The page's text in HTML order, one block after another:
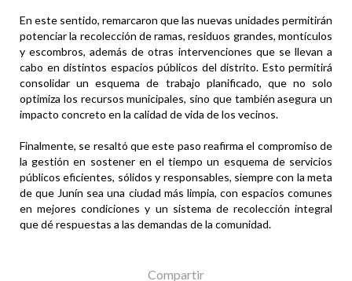
En este sentido, remarcaron que las nuevas unidades permitirán
potenciar la recolección de ramas, residuos grandes, montículos
y escombros, además de otras intervenciones que se llevan a
cabo en distintos espacios públicos del distrito. Esto permitirá
consolidar un esquema de trabajo planificado, que no solo
optimiza los recursos municipales, sino que también asegura un
impacto concreto en la calidad de vida de los vecinos.
Finalmente, se resaltó que este paso reafirma el compromiso de
la gestión en sostener en el tiempo un esquema de servicios
públicos eficientes, sólidos y responsables, siempre con la meta
de que Junín sea una ciudad más limpia, con espacios comunes
en mejores condiciones y un sistema de recolección integral
que dé respuestas a las demandas de la comunidad.
Compartir